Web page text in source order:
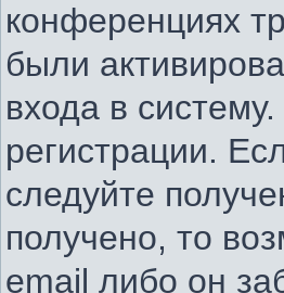
конференциях
были
входа в
регистрации.
следуйте
получено, то
email либо он